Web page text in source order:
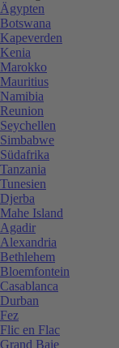
Ägypten
Botswana
Kapeverden
Kenia
Marokko
Mauritius
Namibia
Reunion
Seychellen
Simbabwe
Südafrika
Tanzania
Tunesien
Djerba
Mahe Island
Agadir
Alexandria
Bethlehem
Bloemfontein
Casablanca
Durban
Fez
Flic en Flac
Grand Baie